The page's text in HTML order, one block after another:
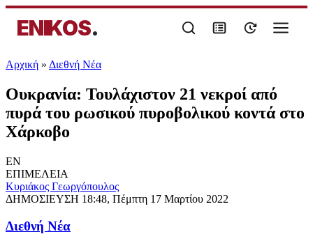
ENIKOS.
Αρχική » Διεθνή Νέα
Ουκρανία: Τουλάχιστον 21 νεκροί από
πυρά του ρωσικού πυροβολικού κοντά στο
Χάρκοβο
EN
ΕΠΙΜΕΛΕΙΑ
Κυριάκος Γεωργόπουλος
ΔΗΜΟΣΙΕΥΣΗ 18:48, Πέμπτη 17 Μαρτίου 2022
Διεθνή Νέα